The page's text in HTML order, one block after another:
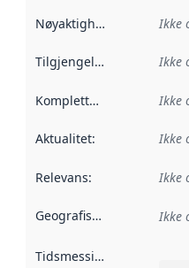
Nøyaktighet Ikke
Tilgjengelighet Ikke
Kompletthet Ikke
Aktualitet: Ikke
Relevans: Ikke
Geografisk avgrensning :
Ikke
Tidsmessig avgrensning